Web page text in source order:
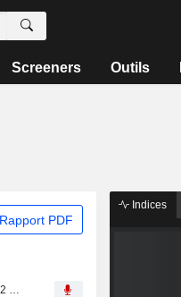
Screeners Outils
Rapport PDF
Transcript : Hecla Mining Company, Q2 2026 Earnings Call, Aug 05, 2026
Indices